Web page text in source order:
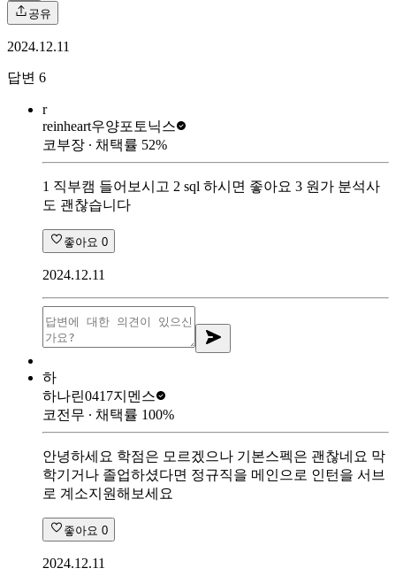
공유
2024.12.11
답변 6
r
reinheart우양포토닉스
코부장 ∙ 채택률 52%
1 직부캠 들어보시고 2 sql 하시면 좋아요 3 원가 분석사
도 괜찮습니다
좋아요 0
2024.12.11
하
하나린0417지멘스
코전무 ∙ 채택률 100%
안녕하세요 학점은 모르겠으나 기본스펙은 괜찮네요 막
학기거나 졸업하셨다면 정규직을 메인으로 인턴을 서브
로 계소지원해보세요
좋아요 0
2024.12.11